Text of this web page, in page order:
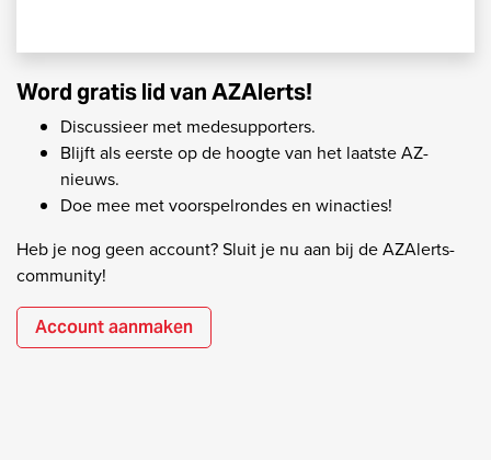
Word gratis lid van AZAlerts!
Discussieer met medesupporters.
Blijft als eerste op de hoogte van het laatste AZ-
nieuws.
Doe mee met voorspelrondes en winacties!
Heb je nog geen account? Sluit je nu aan bij de AZAlerts-
community!
Account aanmaken